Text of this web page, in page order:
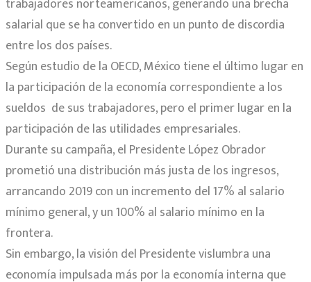
salarial que se ha convertido en un punto de discordia
entre los dos países.
Según estudio de la OECD, México tiene el último lugar en
la participación de la economía correspondiente a los
sueldos de sus trabajadores, pero el primer lugar en la
participación de las utilidades empresariales.
Durante su campaña, el Presidente López Obrador
prometió una distribución más justa de los ingresos,
arrancando 2019 con un incremento del 17% al salario
mínimo general, y un 100% al salario mínimo en la
frontera.
Sin embargo, la visión del Presidente vislumbra una
economía impulsada más por la economía interna que